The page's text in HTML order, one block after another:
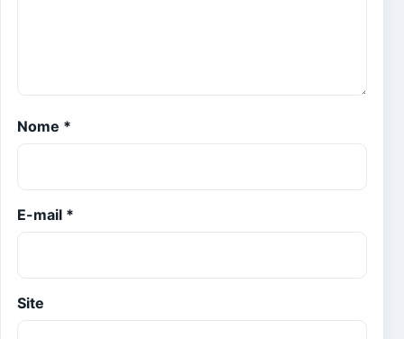
Nome *
E-mail *
Site